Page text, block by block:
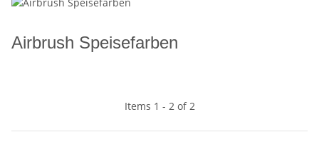
Airbrush Speisefarben
Items 1 - 2 of 2